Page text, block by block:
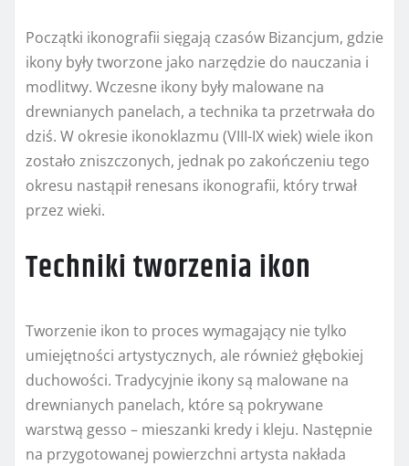
Początki ikonografii sięgają czasów Bizancjum, gdzie
ikony były tworzone jako narzędzie do nauczania i
modlitwy. Wczesne ikony były malowane na
drewnianych panelach, a technika ta przetrwała do
dziś. W okresie ikonoklazmu (VIII-IX wiek) wiele ikon
zostało zniszczonych, jednak po zakończeniu tego
okresu nastąpił renesans ikonografii, który trwał
przez wieki.
Techniki tworzenia ikon
Tworzenie ikon to proces wymagający nie tylko
umiejętności artystycznych, ale również głębokiej
duchowości. Tradycyjnie ikony są malowane na
drewnianych panelach, które są pokrywane
warstwą gesso – mieszanki kredy i kleju. Następnie
na przygotowanej powierzchni artysta nakłada